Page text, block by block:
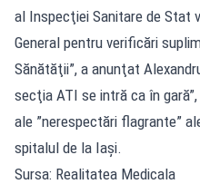
al Inspecţiei Sanitare de Stat
General pentru verificări
Sănătăţii”, a anunţat
secţia ATI se intră ca în
ale ”nerespectări flagrante”
spitalul de la Iaşi.
Sursa: Realitatea Medicala